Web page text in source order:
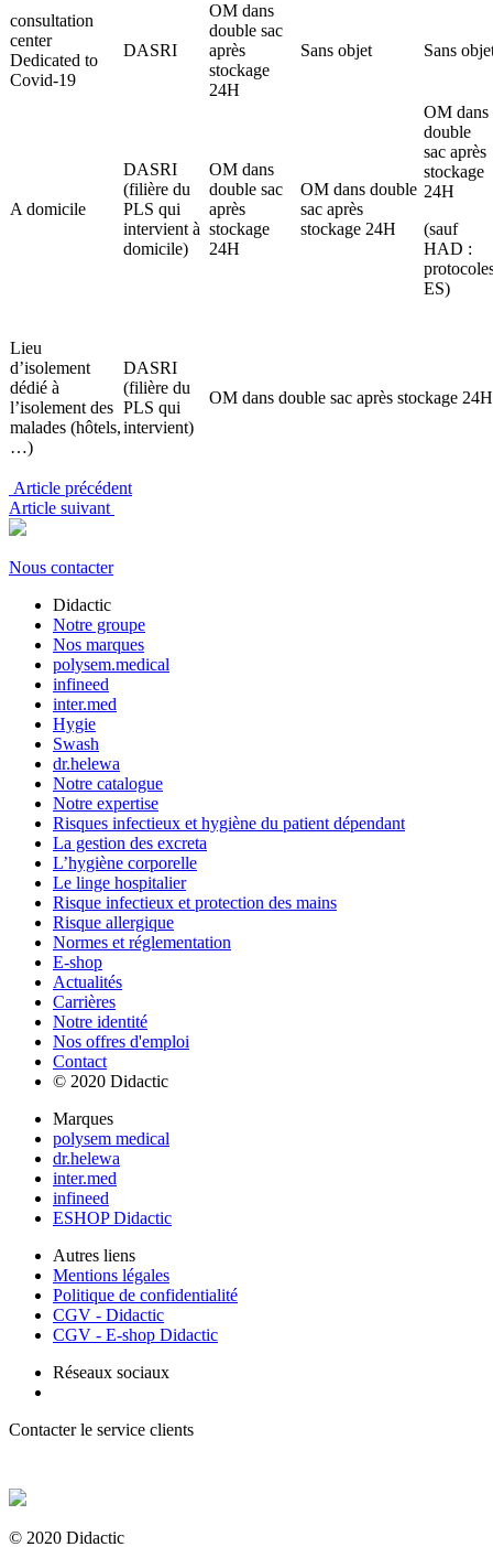
consultation
center
Dedicated to
Covid-19
DASRI
OM dans
double sac
après
stockage
24H
Sans objet Sans
A domicile
DASRI
(filière du
PLS qui
intervient à
domicile)
OM dans
double sac
après
stockage
24H
OM dans double
sac après
stockage 24H
OM dans
double
sac après
stockage
24H
(sauf
HAD :
ES)
Lieu
d’isolement
dédié à
l’isolement des
malades (hôtels,
…)
DASRI
(filière du
PLS qui
intervient)
OM dans double sac après stockage 24H
Article précédent
Article suivant
Nous contacter
Didactic
Notre groupe
Nos marques
polysem.medical
infineed
inter.med
Hygie
Swash
dr.helewa
Notre catalogue
Notre expertise
Risques infectieux et hygiène du patient dépendant
La gestion des excreta
L’hygiène corporelle
Le linge hospitalier
Risque infectieux et protection des mains
Risque allergique
Normes et réglementation
E-shop
Actualités
Carrières
Notre identité
Nos offres d'emploi
Contact
© 2020 Didactic
Marques
polysem medical
dr.helewa
inter.med
infineed
ESHOP Didactic
Autres liens
Mentions légales
Politique de confidentialité
CGV - Didactic
CGV - E-shop Didactic
Réseaux sociaux
Contacter le service clients
© 2020 Didactic